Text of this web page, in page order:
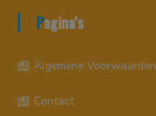
Pagina’s
Algemene Voorwaarden
Contact